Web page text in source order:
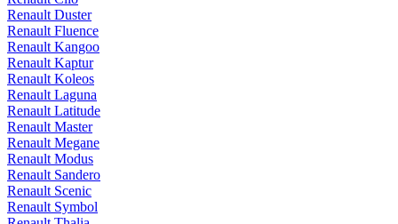
Renault Duster
Renault Fluence
Renault Kangoo
Renault Kaptur
Renault Koleos
Renault Laguna
Renault Latitude
Renault Master
Renault Megane
Renault Modus
Renault Sandero
Renault Scenic
Renault Symbol